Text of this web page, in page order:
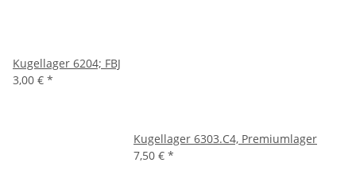
Kugellager 6204; FBJ
3,00 € *
Kugellager 6303.C4, Premiumlager
7,50 € *